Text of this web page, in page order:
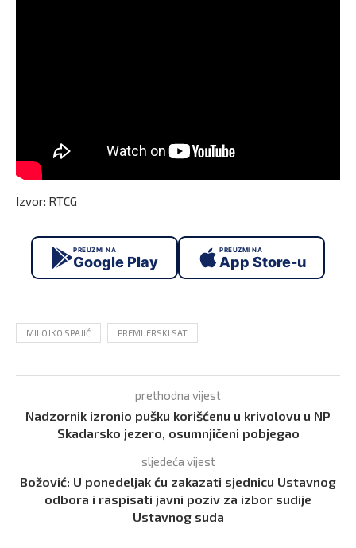
Izvor: RTCG
PREUZMI NA
Google Play
PREUZMI NA
App Store-u
MILOJKO SPAJIĆ PREMIJERSKI SAT
prethodna vijest
Nadzornik izronio pušku korišćenu u krivolovu u NP
Skadarsko jezero, osumnjičeni pobjegao
sljedeća vijest
Božović: U ponedeljak ću zakazati sjednicu Ustavnog
odbora i raspisati javni poziv za izbor sudije
Ustavnog suda